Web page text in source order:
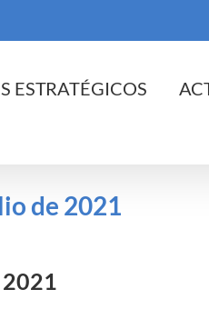
ESTRATÉGICOS
de 2021
2021